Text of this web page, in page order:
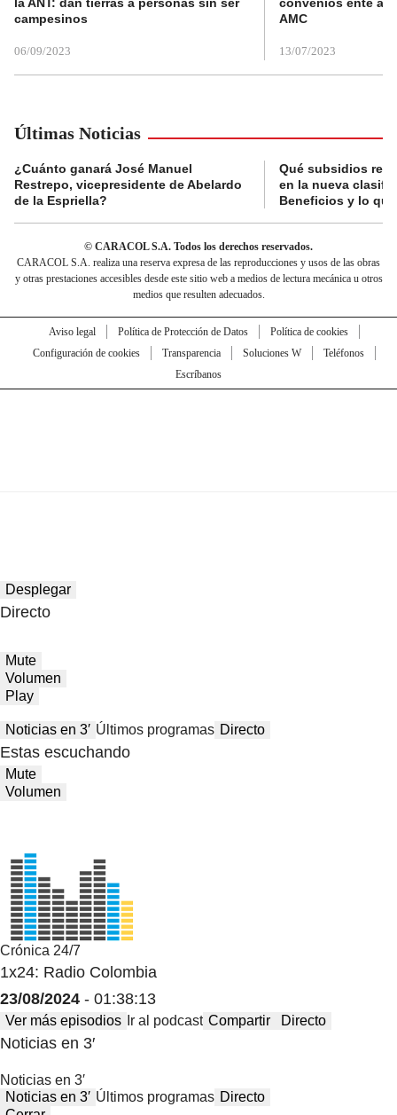
campesinos
06/09/2023
AMC
13/07/2023
Últimas Noticias
¿Cuánto ganará José Manuel
Restrepo, vicepresidente de Abelardo
de la Espriella?
Qué subsidios
en la nueva
Beneficios y lo
© CARACOL S.A. Todos los derechos reservados.
CARACOL S.A. realiza una reserva expresa de las reproducciones y usos de las obras
y otras prestaciones accesibles desde este sitio web a medios de lectura mecánica u otros
medios que resulten adecuados.
Aviso legal Política de Protección de Datos
Política de cookies
Configuración de cookies
Transparencia Soluciones W
Teléfonos
Escríbanos
Desplegar
Directo
Mute
Volumen
Play
Noticias en 3′ Últimos programas Directo
Estas escuchando
Mute
Volumen
Crónica 24/7
1x24: Radio Colombia
23/08/2024 - 01:38:13
Ver más episodios Ir al podcast Compartir Directo
Noticias en 3′
Noticias en 3′
Noticias en 3′ Últimos programas Directo